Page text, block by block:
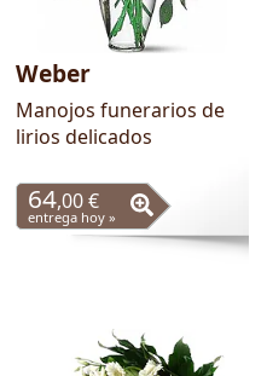
Weber
Manojos funerarios de
lirios delicados
64,00 €
entrega hoy »